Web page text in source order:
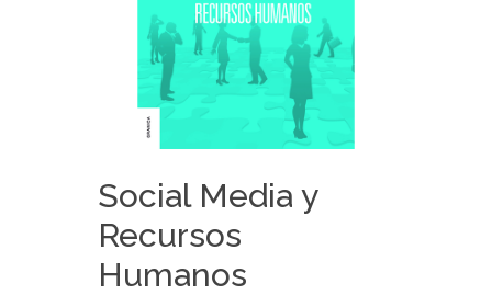
Social Media y
Recursos
Humanos